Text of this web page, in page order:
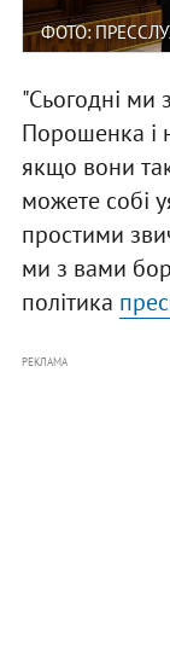
ФОТО:
"Сьогодні ми
Порошенка і
якщо вони
можете собі
простими
ми з вами
політика
РЕКЛАМА